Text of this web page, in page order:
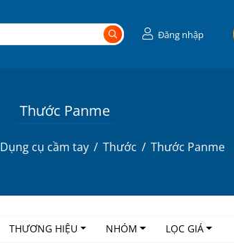
Đăng nhập
Thước Panme
Dụng cụ cầm tay Thước Thước Panme
THƯƠNG HIỆU NHÓM LỌC GIÁ